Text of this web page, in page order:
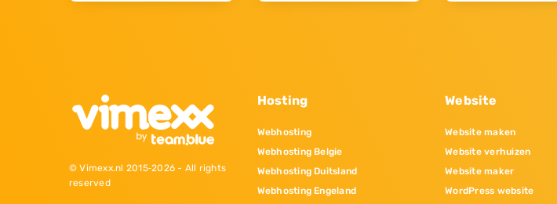
© Vimexx.nl 2015‐2026 - All rights
reserved
Hosting
Webhosting
Webhosting Belgie
Webhosting Duitsland
Webhosting Engeland
Website
Website maken
Website verhuizen
Website maker
WordPress website